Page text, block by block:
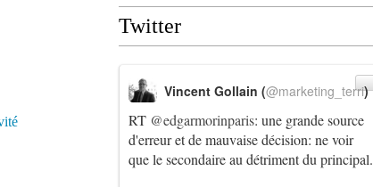
Twitter
RT @edgarmorinparis: une grande source
d'erreur et de mauvaise décision: ne voir
que le secondaire au détriment du principal.
Vincent Gollain (@marketing_terri)